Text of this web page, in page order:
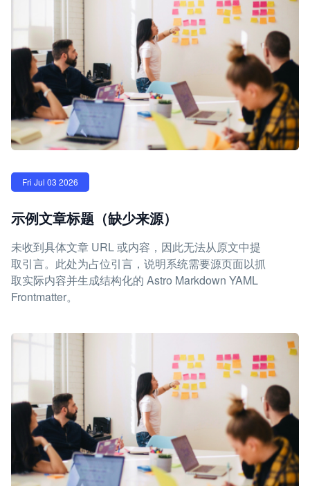
Fri Jul 03 2026
示例文章标题（缺少来源）
未收到具体文章 URL 或内容，因此无法从原文中提
取引言。此处为占位引言，说明系统需要源页面以抓
取实际内容并生成结构化的 Astro Markdown YAML
Frontmatter。